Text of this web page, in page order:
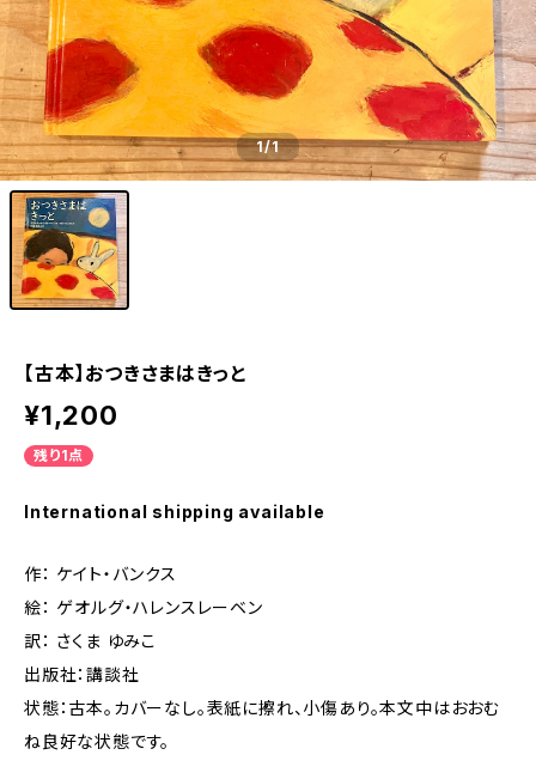
1/1
【古本】おつきさまはきっと
¥1,200
残り1点
International shipping available
作： ケイト・バンクス
絵： ゲオルグ・ハレンスレーベン
訳： さくま ゆみこ
出版社：講談社
状態：古本。カバーなし。表紙に擦れ、小傷あり。本文中はおおむ
ね良好な状態です。